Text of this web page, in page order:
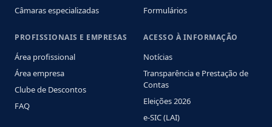
Câmaras especializadas
Formulários
PROFISSIONAIS E EMPRESAS
Área profissional
Área empresa
Clube de Descontos
FAQ
ACESSO À INFORMAÇÃO
Notícias
Transparência e Prestação de
Contas
Eleições 2026
e-SIC (LAI)